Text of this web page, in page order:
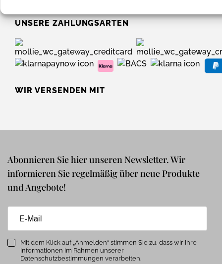
UNSERE ZAHLUNGSARTEN
WIR VERSENDEN MIT
Abonnieren Sie hier unseren Newsletter. Wir
informieren Sie regelmäßig über neue Produkte
und Angebote!
Mit dem Klick auf „Anmelden“ stimmen Sie zu, dass wir Ihre
Informationen im Rahmen unserer
Datenschutzbestimmungen verarbeiten.